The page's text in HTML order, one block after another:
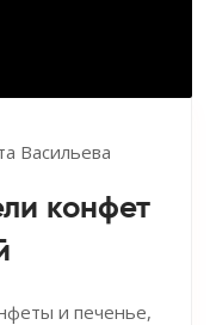
Васильева
конфет
и печенье,